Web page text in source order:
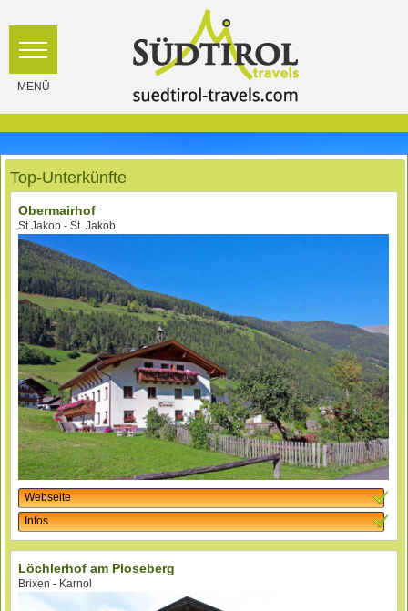
Top-Unterkünfte
Obermairhof
St.Jakob - St. Jakob
Webseite
Infos
Löchlerhof am Ploseberg
Brixen - Karnol